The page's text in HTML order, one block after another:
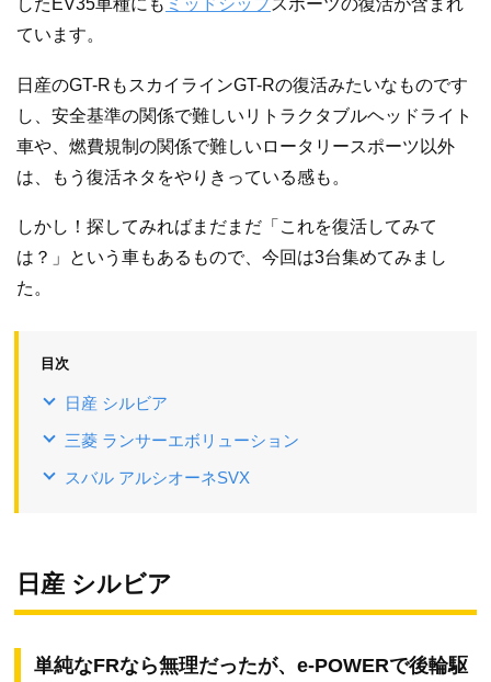
したEV35車種にも ミッドシップスポーツの復活が含まれ
ています。
日産のGT-RもスカイラインGT-Rの復活みたいなものです
し、安全基準の関係で難しいリトラクタブルヘッドライト
車や、燃費規制の関係で難しいロータリースポーツ以外
は、もう復活ネタをやりきっている感も。
しかし！探してみればまだまだ「これを復活してみて
は？」という車もあるもので、今回は3台集めてみまし
た。
目次
日産 シルビア
三菱 ランサーエボリューション
スバル アルシオーネSVX
日産 シルビア
単純なFRなら無理だったが、e-POWERで後輪駆